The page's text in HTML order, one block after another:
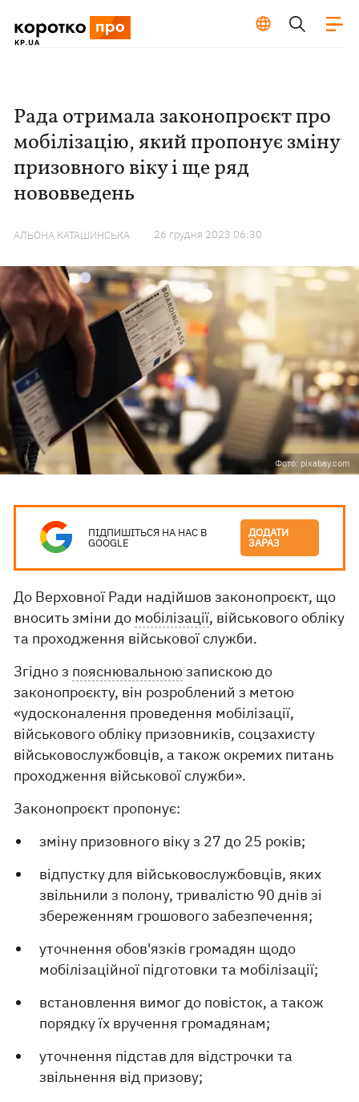
Рада отримала законопроєкт про
мобілізацію, який пропонує зміну
призовного віку і ще ряд
нововведень
АЛЬОНА КАТАШИНСЬКА 26 грудня 2023 06:30
Фото: pixabay.com
ПІДПИШІТЬСЯ НА НАС В
GOOGLE
ДОДАТИ
ЗАРАЗ
До Верховної Ради надійшов законопроєкт, що
вносить зміни до мобілізації, військового обліку
та проходження військової служби.
Згідно з пояснювальноюзапискою до
законопроєкту, він розроблений з метою
«удосконалення проведення мобілізації,
військового обліку призовників, соцзахисту
військовослужбовців, а також окремих питань
проходження військової служби».
Законопроєкт пропонує:
зміну призовного віку з 27 до 25 років;
відпустку для військовослужбовців, яких
звільнили з полону, тривалістю 90 днів зі
збереженням грошового забезпечення;
уточнення обов'язків громадян щодо
мобілізаційної підготовки та мобілізації;
встановлення вимог до повісток, а також
порядку їх вручення громадянам;
уточнення підстав для відстрочки та
звільнення від призову;